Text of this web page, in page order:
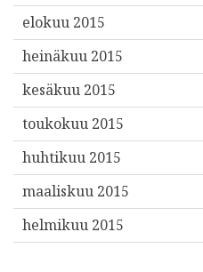
elokuu 2015
heinäkuu 2015
kesäkuu 2015
toukokuu 2015
huhtikuu 2015
maaliskuu 2015
helmikuu 2015